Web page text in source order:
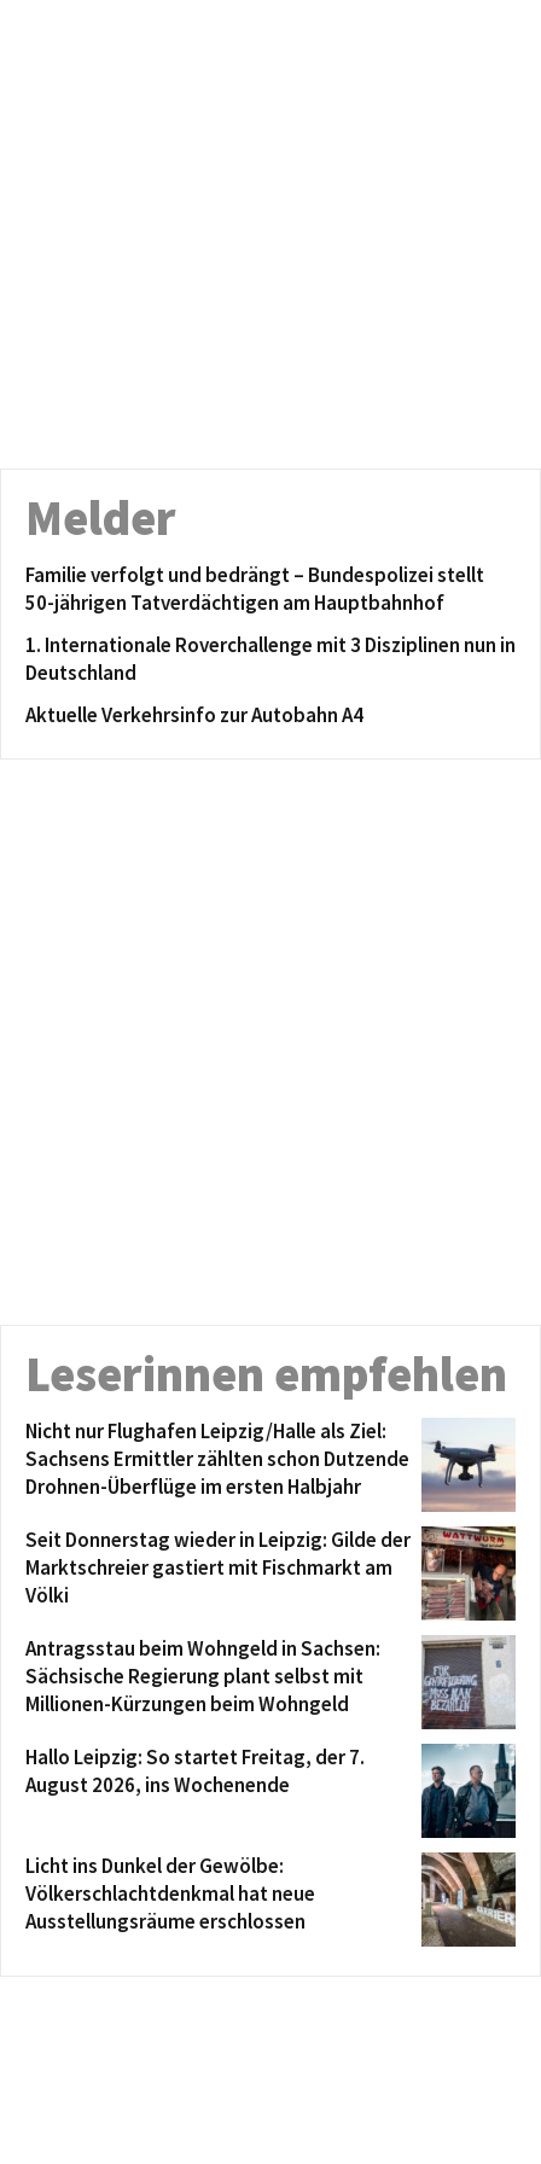
Melder
Familie verfolgt und bedrängt – Bundespolizei stellt
50-jährigen Tatverdächtigen am Hauptbahnhof
1. Internationale Roverchallenge mit 3 Disziplinen nun in
Deutschland
Aktuelle Verkehrsinfo zur Autobahn A4
Leserinnen empfehlen
Nicht nur Flughafen Leipzig/Halle als Ziel:
Sachsens Ermittler zählten schon Dutzende
Drohnen-Überflüge im ersten Halbjahr
Seit Donnerstag wieder in Leipzig: Gilde der
Marktschreier gastiert mit Fischmarkt am
Völki
Antragsstau beim Wohngeld in Sachsen:
Sächsische Regierung plant selbst mit
Millionen-Kürzungen beim Wohngeld
Hallo Leipzig: So startet Freitag, der 7.
August 2026, ins Wochenende
Licht ins Dunkel der Gewölbe:
Völkerschlachtdenkmal hat neue
Ausstellungsräume erschlossen